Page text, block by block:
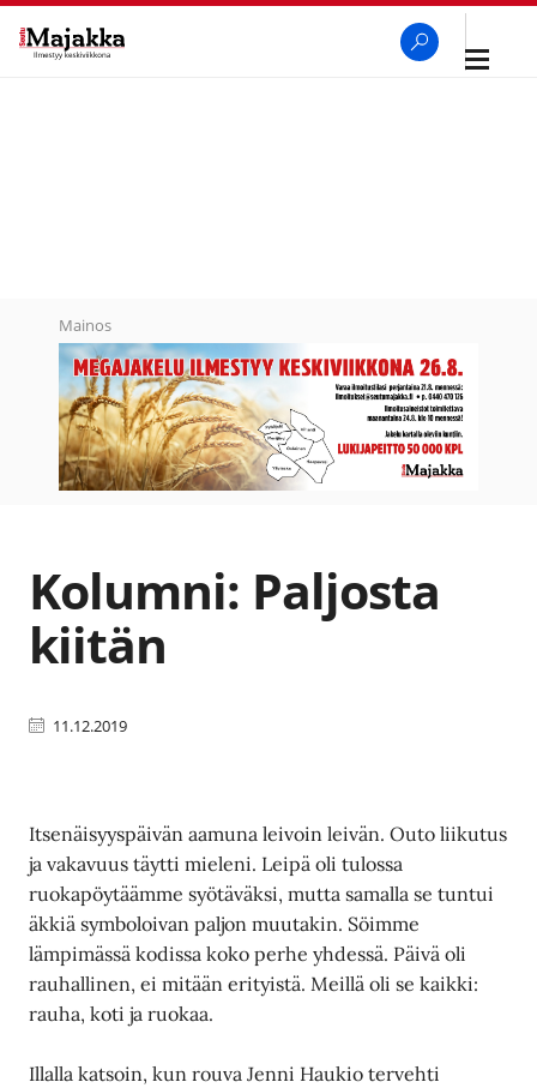
Avaa
Mainos
Kolumni: Paljosta
kiitän
11.12.2019
Itsenäisyyspäivän aamuna leivoin leivän. Outo liikutus
ja vakavuus täytti mieleni. Leipä oli tulossa
ruokapöytäämme syötäväksi, mutta samalla se tuntui
äkkiä symboloivan paljon muutakin. Söimme
lämpimässä kodissa koko perhe yhdessä. Päivä oli
rauhallinen, ei mitään erityistä. Meillä oli se kaikki:
rauha, koti ja ruokaa.
Illalla katsoin, kun rouva Jenni Haukio tervehti